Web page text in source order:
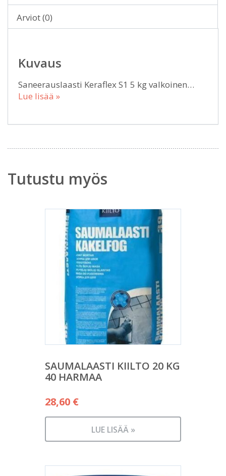
Arviot (0)
Kuvaus
Saneerauslaasti Keraflex S1 5 kg valkoinen…
Lue lisää »
Tutustu myös
SAUMALAASTI KIILTO 20 KG
40 HARMAA
28,60 €
LUE LISÄÄ »